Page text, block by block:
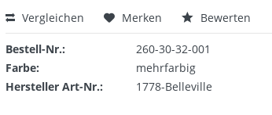
Vergleichen Merken Bewerten
Bestell-Nr.:
260-30-32-001
Farbe:
mehrfarbig
Hersteller Art-Nr.:
1778-Belleville